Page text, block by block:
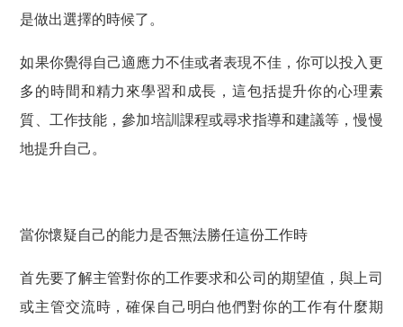
是做出選擇的時候了。
如果你覺得自己適應力不佳或者表現不佳，你可以投入更
多的時間和精力來學習和成長，這包括提升你的心理素
質、工作技能，參加培訓課程或尋求指導和建議等，慢慢
地提升自己。
當你懷疑自己的能力是否無法勝任這份工作時
首先要了解主管對你的工作要求和公司的期望值，與上司
或主管交流時，確保自己明白他們對你的工作有什麼期